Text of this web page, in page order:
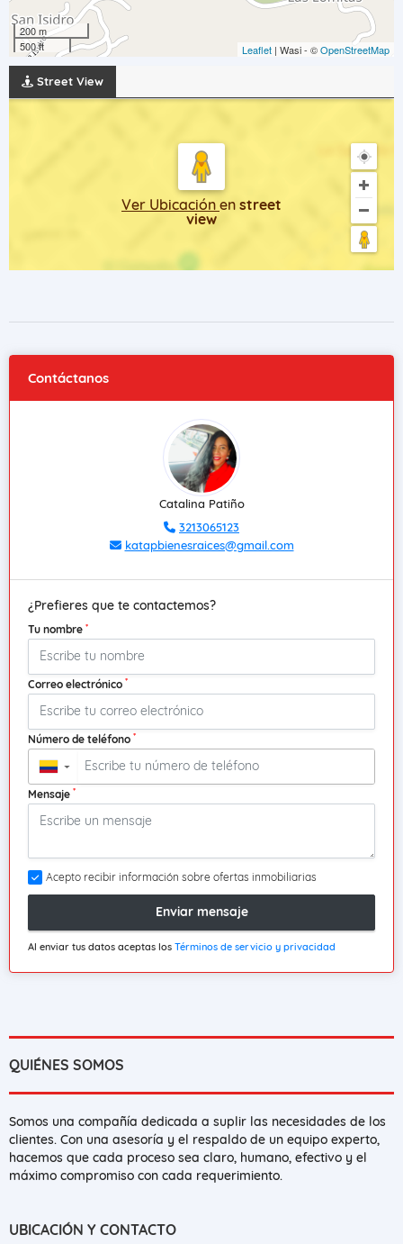
200 m
500 ft
Leaflet | Wasi - ©OpenStreetMap
Street View
Ver Ubicación en street
view
Contáctanos
Catalina Patiño
3213065123
katapbienesraices@gmail.com
¿Prefieres que te contactemos?
Tu nombre *
Correo electrónico *
Número de teléfono *
▼
Mensaje *
Acepto recibir información sobre ofertas inmobiliarias
Enviar mensaje
Al enviar tus datos aceptas los Términos de servicio y privacidad
QUIÉNES SOMOS
Somos una compañía dedicada a suplir las necesidades de los
clientes. Con una asesoría y el respaldo de un equipo experto,
hacemos que cada proceso sea claro, humano, efectivo y el
máximo compromiso con cada requerimiento.
UBICACIÓN Y CONTACTO